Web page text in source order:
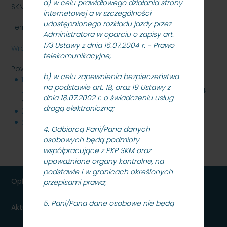
a) w celu prawidłowego działania strony
internetowej a w szczególności
udostępnionego rozkładu jazdy przez
Administratora w oparciu o zapisy art.
173 Ustawy z dnia 16.07.2004 r. - Prawo
telekomunikacyjne;
b) w celu zapewnienia bezpieczeństwa
na podstawie art. 18, oraz 19 Ustawy z
dnia 18.07.2002 r. o świadczeniu usług
drogą elektroniczną;
4. Odbiorcą Pani/Pana danych
osobowych będą podmioty
współpracujące z PKP SKM oraz
upoważnione organy kontrolne, na
podstawie i w granicach określonych
przepisami prawa;
5. Pani/Pana dane osobowe nie będą
SKMMU.086.41.22
Termin składania ofert: 28.07.2022 r. godz. 10:00
Wróć
Powiązane pliki
18.07.2022-
Dokumentacja_przetargowa_radiotelefony.zip
394
KB
28.07.2022-Informacja_z_otwarcia_ofert.pdf
SKMMU.086.41.22_wybor.pdf
Opłaty
Aktualności dla podróżnych